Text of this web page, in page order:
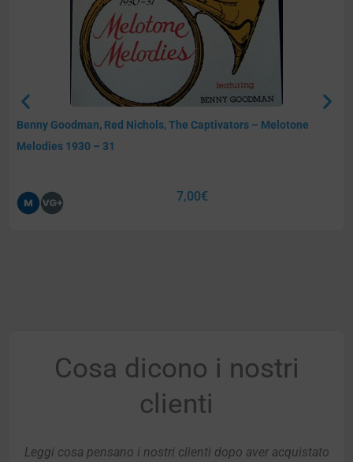
Benny Goodman, Red Nichols, The Captivators – Melotone
Melodies 1930 – 31
7,00€
Cosa dicono i nostri
clienti
Leggi cosa pensano i nostri clienti dopo aver acquistato